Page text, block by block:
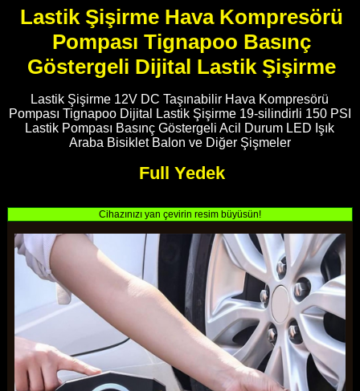
Lastik Şişirme Hava Kompresörü
Pompası Tignapoo Basınç
Göstergeli Dijital Lastik Şişirme
Lastik Şişirme 12V DC Taşınabilir Hava Kompresörü
Pompası Tignapoo Dijital Lastik Şişirme 19-silindirli 150 PSI
Lastik Pompası Basınç Göstergeli Acil Durum LED Işık
Araba Bisiklet Balon ve Diğer Şişmeler
Full Yedek
Cihazınızı yan çevirin resim büyüsün!